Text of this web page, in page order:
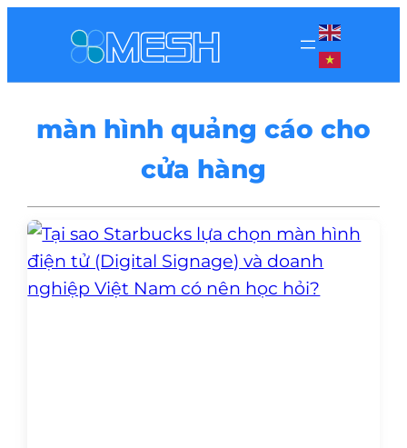
màn hình quảng cáo cho
cửa hàng